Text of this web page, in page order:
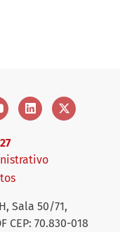
Sala 50/71,
CEP: 70.830-018